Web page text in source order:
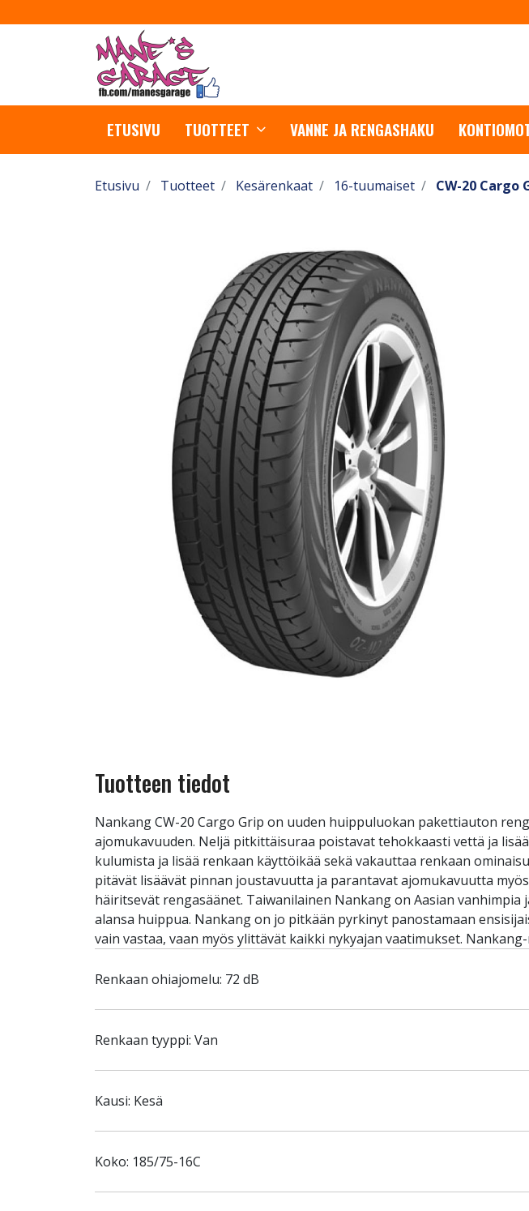
ETUSIVU TUOTTEET VANNE JA RENGASHAKU
Etusivu Tuotteet Kesärenkaat 16-tuumaiset CW-20 Cargo
Tuotteen tiedot
Nankang CW-20 Cargo Grip on uuden huippuluokan pakettiauton
ajomukavuuden. Neljä pitkittäisuraa poistavat tehokkaasti vettä ja
kulumista ja lisää renkaan käyttöikää sekä vakauttaa renkaan
pitävät lisäävät pinnan joustavuutta ja parantavat ajomukavuutta
häiritsevät rengasäänet. Taiwanilainen Nankang on Aasian
alansa huippua. Nankang on jo pitkään pyrkinyt panostamaan
vain vastaa, vaan myös ylittävät kaikki nykyajan vaatimukset.
Renkaan ohiajomelu: 72 dB
Renkaan tyyppi: Van
Kausi: Kesä
Koko: 185/75-16C